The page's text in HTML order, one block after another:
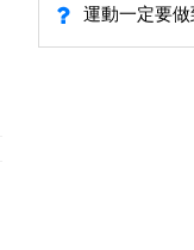
運動一定要